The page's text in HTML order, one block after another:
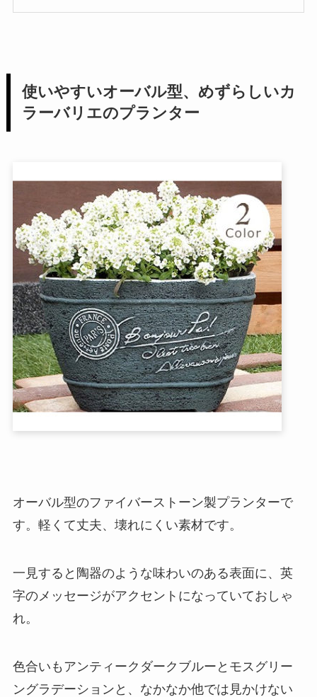
使いやすいオーバル型、めずらしいカ
ラーバリエのプランター
オーバル型のファイバーストーン製プランターで
す。軽くて丈夫、壊れにくい素材です。
一見すると陶器のような味わいのある表面に、英
字のメッセージがアクセントになっていておしゃ
れ。
色合いもアンティークダークブルーとモスグリー
ングラデーションと、なかなか他では見かけない